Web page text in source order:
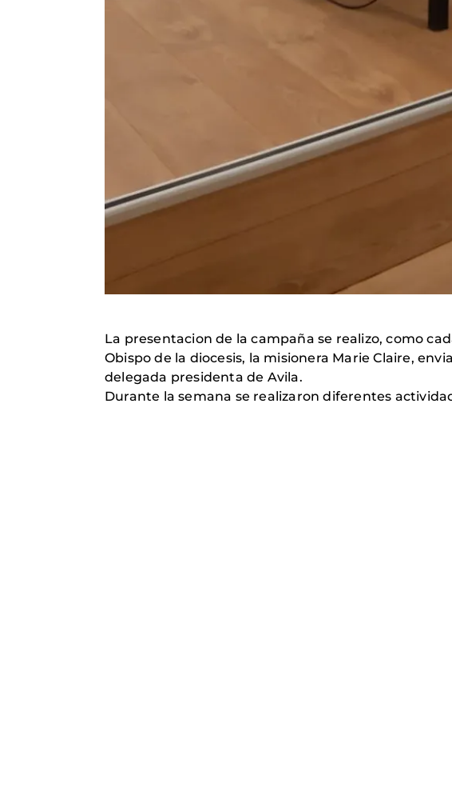
La presentacion de la campaña se realizo, como
Obispo de la diocesis, la misionera Marie Claire,
delegada presidenta de Avila.
Durante la semana se realizaron diferentes